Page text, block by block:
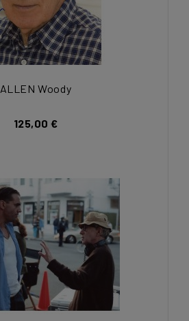
ALLEN Woody
125,00 €